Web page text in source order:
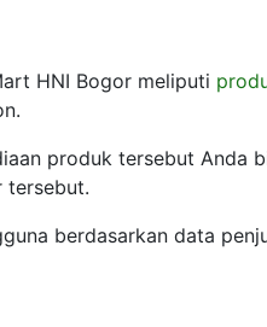
HNI Bogor meliputi
produk tersebut Anda
tersebut.
berdasarkan data